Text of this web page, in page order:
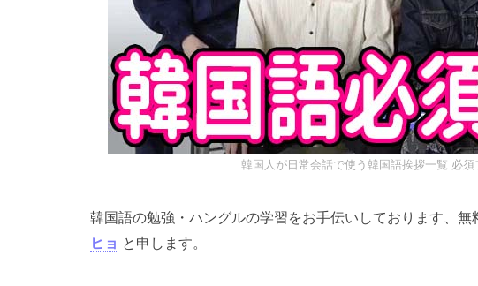
韓国人が日常会話で使う韓国語挨拶一覧 必須
韓国語の勉強・ハングルの学習をお手伝いしております、
ヒョ と申します。